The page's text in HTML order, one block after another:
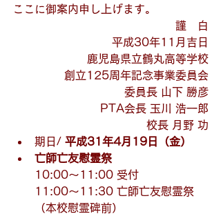
ここに御案内申し上げます。
謹　白
平成30年11月吉日
鹿児島県立鶴丸高等学校
創立125周年記念事業委員会
委員長 山下 勝彦
PTA会長 玉川 浩一郎
校長 月野 功
期日/ 平成31年4月19日（金）
亡師亡友慰霊祭
10:00～11:00 受付
11:00～11:30 亡師亡友慰霊祭
（本校慰霊碑前）